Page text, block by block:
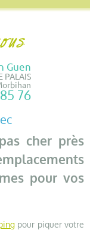
Guen
PALAIS
76
cher près
pour vos
pour piquer votre